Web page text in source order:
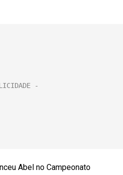
Abel no Campeonato